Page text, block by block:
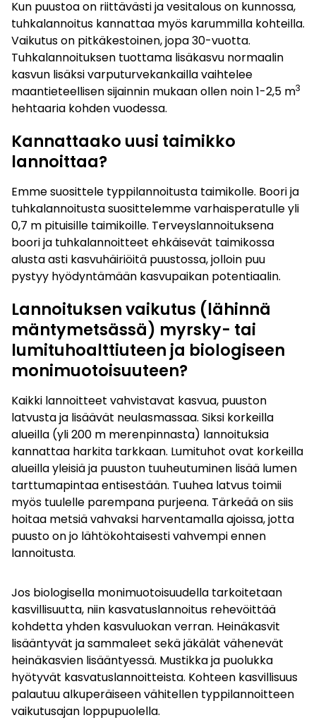
Kun puustoa on riittävästi ja vesitalous on kunnossa,
tuhkalannoitus kannattaa myös karummilla kohteilla.
Vaikutus on pitkäkestoinen, jopa 30-vuotta.
Tuhkalannoituksen tuottama lisäkasvu normaalin
kasvun lisäksi varputurvekankailla vaihtelee
maantieteellisen sijainnin mukaan ollen noin 1-2,5 m3
hehtaaria kohden vuodessa.
Kannattaako uusi taimikko
lannoittaa?
Emme suosittele typpilannoitusta taimikolle. Boori ja
tuhkalannoitusta suosittelemme varhaisperatulle yli
0,7 m pituisille taimikoille. Terveyslannoituksena
boori ja tuhkalannoitteet ehkäisevät taimikossa
alusta asti kasvuhäiriöitä puustossa, jolloin puu
pystyy hyödyntämään kasvupaikan potentiaalin.
Lannoituksen vaikutus (lähinnä
mäntymetsässä) myrsky- tai
lumituhoalttiuteen ja biologiseen
monimuotoisuuteen?
Kaikki lannoitteet vahvistavat kasvua, puuston
latvusta ja lisäävät neulasmassaa. Siksi korkeilla
alueilla (yli 200 m merenpinnasta) lannoituksia
kannattaa harkita tarkkaan. Lumituhot ovat korkeilla
alueilla yleisiä ja puuston tuuheutuminen lisää lumen
tarttumapintaa entisestään. Tuuhea latvus toimii
myös tuulelle parempana purjeena. Tärkeää on siis
hoitaa metsiä vahvaksi harventamalla ajoissa, jotta
puusto on jo lähtökohtaisesti vahvempi ennen
lannoitusta.
Jos biologisella monimuotoisuudella tarkoitetaan
kasvillisuutta, niin kasvatuslannoitus rehevöittää
kohdetta yhden kasvuluokan verran. Heinäkasvit
lisääntyvät ja sammaleet sekä jäkälät vähenevät
heinäkasvien lisääntyessä. Mustikka ja puolukka
hyötyvät kasvatuslannoitteista. Kohteen kasvillisuus
palautuu alkuperäiseen vähitellen typpilannoitteen
vaikutusajan loppupuolella.